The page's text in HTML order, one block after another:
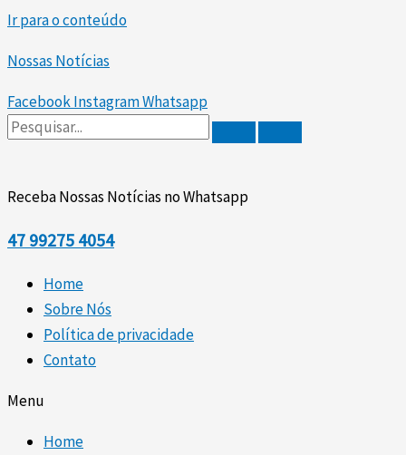
Ir para o conteúdo
Nossas Notícias
FacebookInstagramWhatsapp
Receba Nossas Notícias no Whatsapp
47 99275 4054
Home
Sobre Nós
Política de privacidade
Contato
Menu
Home